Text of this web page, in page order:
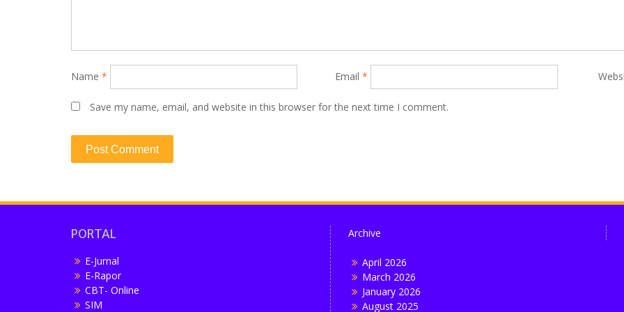
Name * Email *
Save my name, email, and website in this browser for the next time I comment.
PORTAL
E-Jurnal
E-Rapor
CBT- Online
SIM
Archive
April 2026
March 2026
January 2026
August 2025